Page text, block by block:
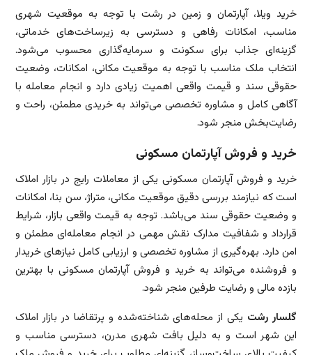
خرید ویلا، آپارتمان و زمین در رشت با توجه به موقعیت شهری
مناسب، امکانات رفاهی و دسترسی به زیرساخت‌های خدماتی،
گزینه‌ای جذاب برای سکونت و سرمایه‌گذاری محسوب می‌شود.
انتخاب ملک مناسب با توجه به موقعیت مکانی، امکانات، وضعیت
حقوقی سند و قیمت واقعی اهمیت زیادی دارد و انجام معامله با
آگاهی کامل و مشاوره تخصصی می‌تواند به خریدی مطمئن، راحت و
رضایت‌بخش منجر شود.
خرید و فروش آپارتمان مسکونی
خرید و فروش آپارتمان مسکونی یکی از معاملات رایج در بازار املاک
است که نیازمند بررسی دقیق موقعیت مکانی، متراژ، سن بنا، امکانات
و وضعیت حقوقی سند می‌باشد. توجه به قیمت واقعی بازار، شرایط
قرارداد و شفافیت مدارک نقش مهمی در انجام معامله‌ای مطمئن و
امن دارد. بهره‌گیری از مشاوره تخصصی و ارزیابی کامل نیازهای خریدار
و فروشنده می‌تواند به خرید و فروش آپارتمان مسکونی با بهترین
بازده مالی و رضایت طرفین منجر شود.
گلسار رشت یکی از محله‌های شناخته‌شده و پرتقاضا در بازار املاک
این شهر است و به دلیل بافت شهری مدرن، دسترسی مناسب و